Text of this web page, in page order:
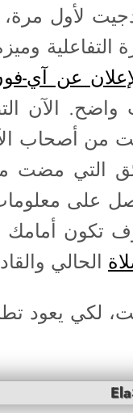
لأول
عن آي-فون
الآن
التي مضت
على
النشاط سوف تكون
الحالي
لكي يعود